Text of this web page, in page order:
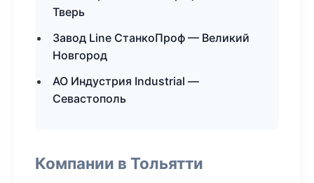
Тверь
Завод Line СтанкоПроф — Великий
Новгород
АО Индустрия Industrial —
Севастополь
Компании в Тольятти